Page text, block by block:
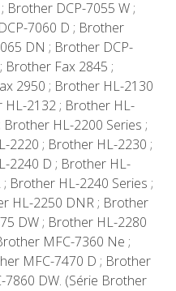
Brother DCP-7055 W ;
7060 D ; Brother
DN ; Brother DCP-
Brother Fax 2845 ;
2950 ; Brother HL-2130
HL-2132 ; Brother HL-
HL-2200 Series ;
2220 ; Brother HL-2230 ;
2240 D ; Brother HL-
Brother HL-2240 Series ;
HL-2250 DNR ; Brother
DW ; Brother HL-2280
MFC-7360 Ne ;
MFC-7470 D ; Brother
DW. (Série Brother